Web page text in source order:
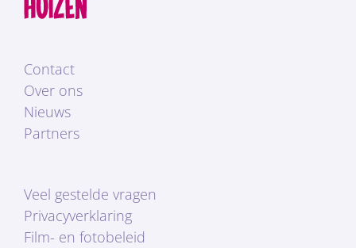
Contact
Over ons
Nieuws
Partners
Veel gestelde vragen
Privacyverklaring
Film- en fotobeleid